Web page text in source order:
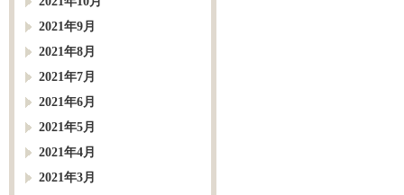
2021年9月
2021年8月
2021年7月
2021年6月
2021年5月
2021年4月
2021年3月